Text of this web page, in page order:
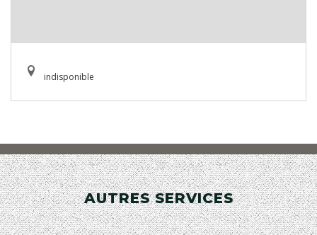
indisponible
AUTRES SERVICES